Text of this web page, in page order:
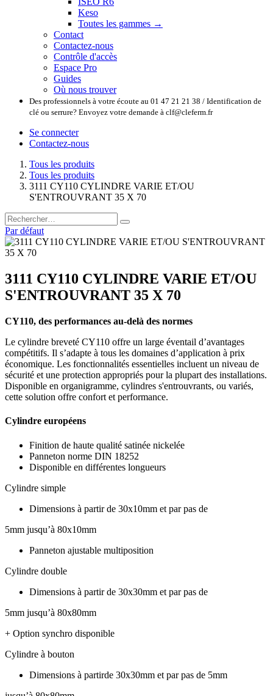
Keso
Toutes les gammes →
Contact
Contactez-nous
Contrôle d'accès
Espace Pro
Guides
Où nous trouver
Des professionnels à votre écoute au 01 47 21 21 38 / Identification de
clé ou serrure? Envoyez votre demande à clf@cleferm.fr
Se connecter
Contactez-nous
Tous les produits
Tous les produits
3111 CY110 CYLINDRE VARIE ET/OU
S'ENTROUVRANT 35 X 70
Par défaut
3111 CY110 CYLINDRE VARIE ET/OU
S'ENTROUVRANT 35 X 70
CY110, des performances au-delà des normes
Le cylindre breveté CY110 offre un large éventail d’avantages
compétitifs. Il s’adapte à tous les domaines d’application à prix
économique. Les fonctionnalités essentielles incluent un niveau de
sécurité et une protection appropriés pour la plupart des installations.
Disponible en organigramme, cylindres s'entrouvrants, ou variés,
cette solution offre confort et performance.
Cylindre européens
Finition de haute qualité satinée nickelée
Panneton norme DIN 18252
Disponible en différentes longueurs
Cylindre simple
Dimensions à partir de 30x10mm et par pas de
5mm jusqu’à 80x10mm
Panneton ajustable multiposition
Cylindre double
Dimensions à partir de 30x30mm et par pas de
5mm jusqu’à 80x80mm
+ Option synchro disponible
Cylindre à bouton
Dimensions à partirde 30x30mm et par pas de 5mm